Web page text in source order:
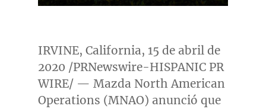
IRVINE, California, 15 de abril de
2020 /PRNewswire-HISPANIC PR
WIRE/ — Mazda North American
Operations (MNAO) anunció que